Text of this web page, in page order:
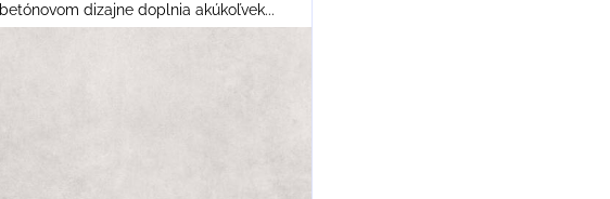
betónovom dizajne doplnia akúkoľvek...